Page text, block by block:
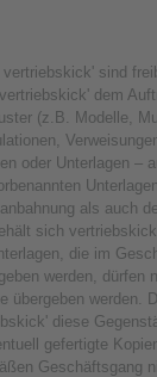
sind
dem
(z.B. Modelle,
oder Unterlagen –
als auch
sich
die im
werden, dürfen
übergeben werden.
diese
gefertigte
Geschäftsgang